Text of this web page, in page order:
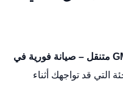
تبديل بخاخات جمس GMC متنقل – صيانة فورية في
التي قد تواجهك أثناء